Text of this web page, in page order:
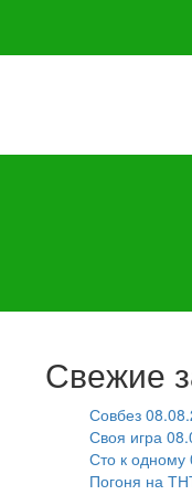
Свежие
Совбез
Своя игра
Сто к одному
Погоня на